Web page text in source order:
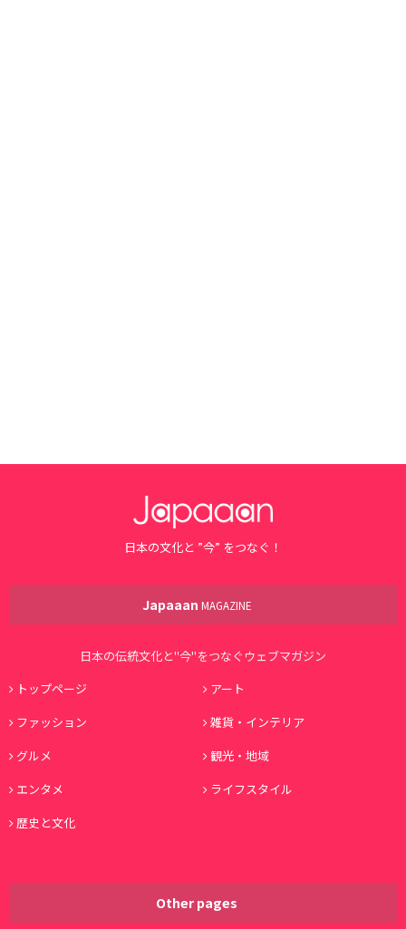
日本の文化と ”今” をつなぐ！
Japaaan MAGAZINE
日本の伝統文化と"今"をつなぐウェブマガジン
トップページ
アート
ファッション
雑貨・インテリア
グルメ
観光・地域
エンタメ
ライフスタイル
歴史と文化
Other pages